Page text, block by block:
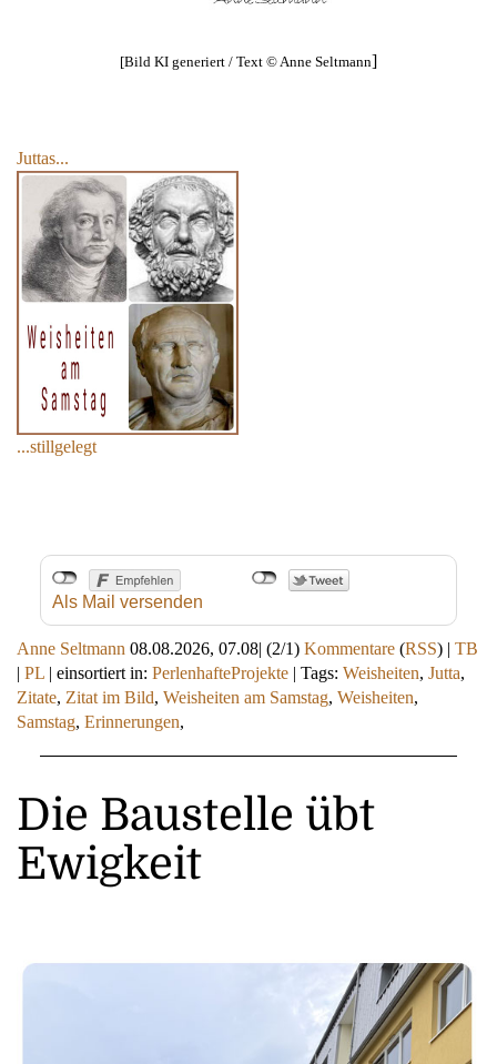
[Bild KI generiert / Text © Anne Seltmann]
Juttas...
...stillgelegt
Als Mail versenden
Anne Seltmann 08.08.2026, 07.08| (2/1) Kommentare (RSS) | TB
| PL | einsortiert in: PerlenhafteProjekte | Tags: Weisheiten, Jutta,
Zitate, Zitat im Bild, Weisheiten am Samstag, Weisheiten,
Samstag, Erinnerungen,
Die Baustelle übt
Ewigkeit